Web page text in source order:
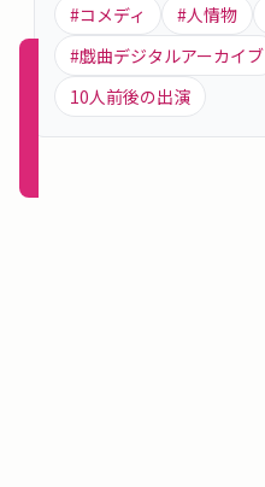
新規
登録
（無
#コメディ #人情物
#戯曲デジタルアーカイブ
10人前後の出演